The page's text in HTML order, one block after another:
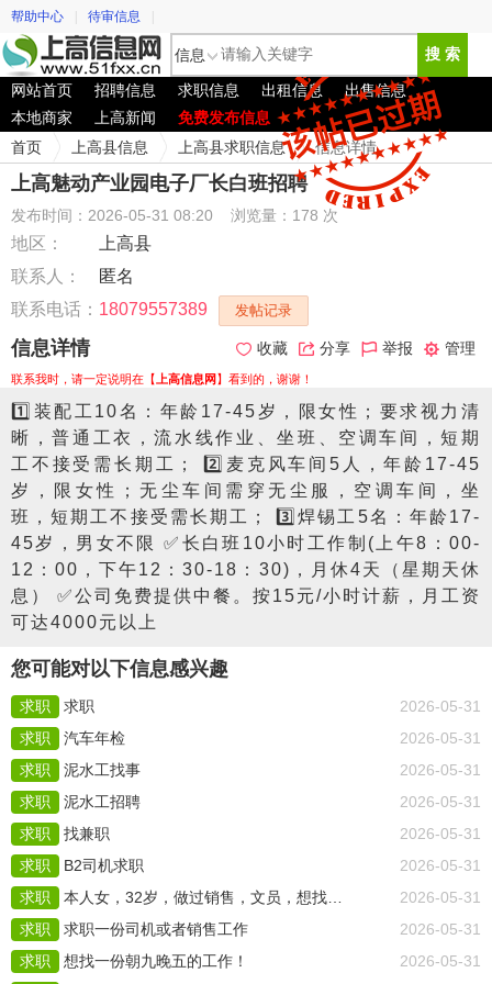
帮助中心 待审信息
信息 搜 索
网站首页 招聘信息 求职信息 出租信息
出售信息
本地商家
上高新闻
免费发布信息
首页
上高县信息 上高县求职信息 信息详情
上高魅动产业园电子厂长白班招聘
发布时间：2026-05-31 08:20 浏览量：178 次
地区：
上高县
联系人：
匿名
联系电话： 18079557389 发帖记录
信息详情
联系我时，请一定说明在【 上高信息网 】看到的，谢谢！
收藏 分享 举报 管理
1️⃣装配工10名：年龄17-45岁，限女性；要求视力清
晰，普通工衣，流水线作业、坐班、空调车间，短期
工不接受需长期工； 2️⃣麦克风车间5人，年龄17-45
岁，限女性；无尘车间需穿无尘服，空调车间，坐
班，短期工不接受需长期工； 3️⃣焊锡工5名：年龄17-
45岁，男女不限 ✅长白班10小时工作制(上午8：00-
12：00，下午12：30-18：30)，月休4天（星期天休
息） ✅公司免费提供中餐。按15元/小时计薪，月工资
可达4000元以上
您可能对以下信息感兴趣
求职 求职
2026-05-31
求职
汽车年检
2026-05-31
求职
泥水工找事
2026-05-31
求职
泥水工招聘
2026-05-31
求职
找兼职
2026-05-31
求职
B2司机求职
2026-05-31
求职
本人女，32岁，做过销售，文员，想找份6点下班的工作
2026-05-31
求职
求职一份司机或者销售工作
2026-05-31
求职
想找一份朝九晚五的工作！ 2026-05-31